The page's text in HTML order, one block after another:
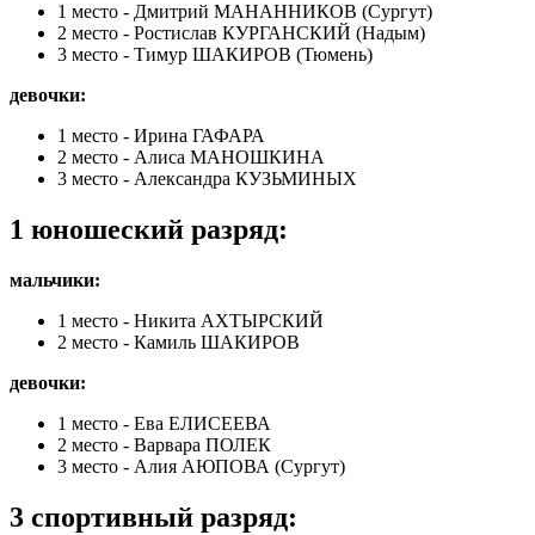
1 место - Дмитрий МАНАННИКОВ (Сургут)
2 место - Ростислав КУРГАНСКИЙ (Надым)
3 место - Тимур ШАКИРОВ (Тюмень)
девочки:
1 место - Ирина ГАФАРА
2 место - Алиса МАНОШКИНА
3 место - Александра КУЗЬМИНЫХ
1 юношеский разряд:
мальчики:
1 место - Никита АХТЫРСКИЙ
2 место - Камиль ШАКИРОВ
девочки:
1 место - Ева ЕЛИСЕЕВА
2 место - Варвара ПОЛЕК
3 место - Алия АЮПОВА (Сургут)
3 спортивный разряд: